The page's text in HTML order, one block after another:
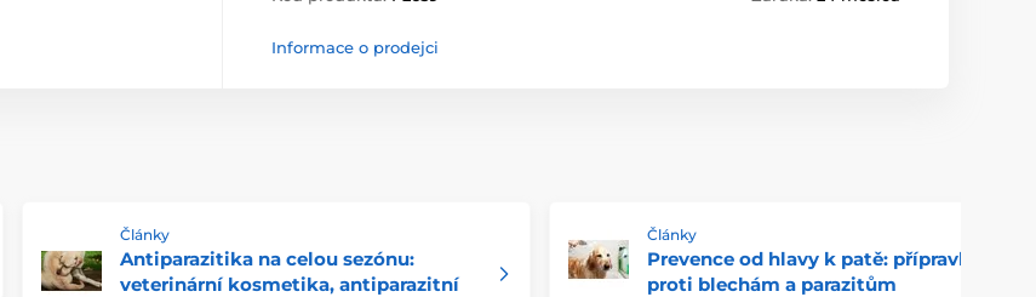
Informace o prodejci
Články
Antiparazitika na celou sezónu:
veterinární kosmetika, antiparazitní
Články
Prevence od hlavy k patě: přípravky
proti blechám a parazitům